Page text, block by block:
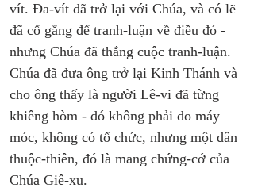
vít. Đa-vít đã trở lại với Chúa, và có lẽ
đã cố gắng để tranh-luận về điều đó -
nhưng Chúa đã thắng cuộc tranh-luận.
Chúa đã đưa ông trở lại Kinh Thánh và
cho ông thấy là người Lê-vi đã từng
khiêng hòm - đó không phải do máy
móc, không có tổ chức, nhưng một dân
thuộc-thiên, đó là mang chứng-cớ của
Chúa Giê-xu.